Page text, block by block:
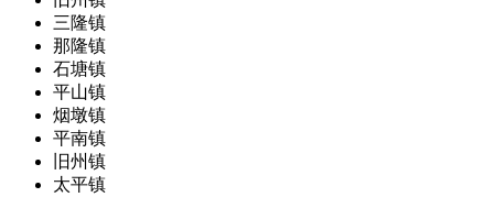
三隆镇
那隆镇
石塘镇
平山镇
烟墩镇
平南镇
旧州镇
太平镇